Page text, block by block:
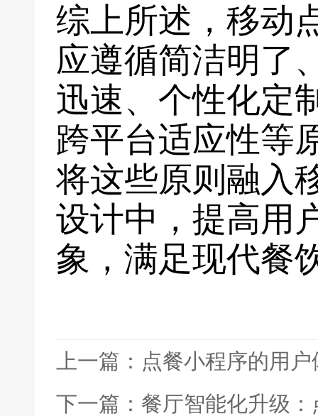
综上所述，移动
应遵循简洁明了
迅速、个性化定
跨平台适应性等
将这些原则融入
设计中，提高用
象，满足现代餐
上一篇：点餐小程序的用
下一篇：餐厅智能化升级